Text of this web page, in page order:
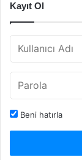
Kayıt Ol
Beni hatırla